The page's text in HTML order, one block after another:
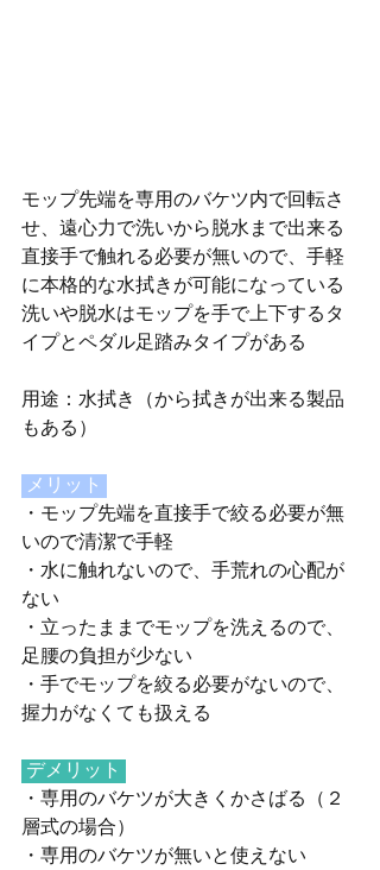
モップ先端を専用のバケツ内で回転さ
せ、遠心力で洗いから脱水まで出来る
直接手で触れる必要が無いので、手軽
に本格的な水拭きが可能になっている
洗いや脱水はモップを手で上下するタ
イプとペダル足踏みタイプがある
用途：水拭き（から拭きが出来る製品
もある）
メリット
・モップ先端を直接手で絞る必要が無
いので清潔で手軽
・水に触れないので、手荒れの心配が
ない
・立ったままでモップを洗えるので、
足腰の負担が少ない
・手でモップを絞る必要がないので、
握力がなくても扱える
デメリット
・専用のバケツが大きくかさばる（２
層式の場合）
・専用のバケツが無いと使えない